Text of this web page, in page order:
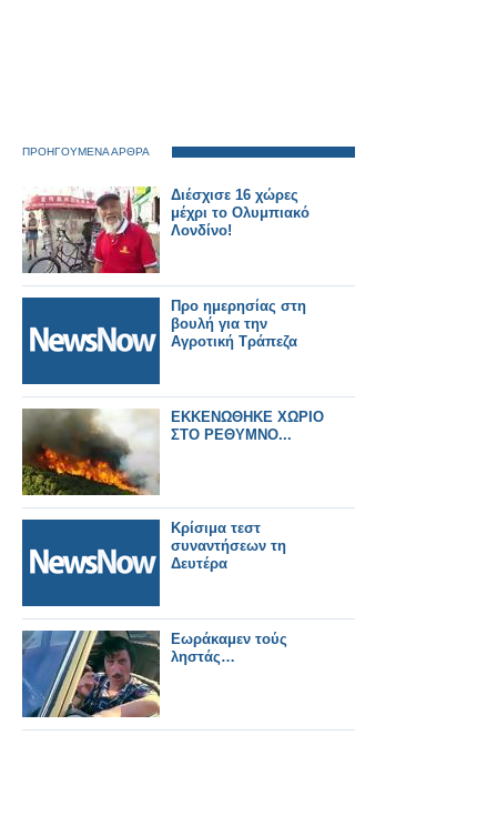
ΠΡΟΗΓΟΥΜΕΝΑ ΑΡΘΡΑ
Διέσχισε 16 χώρες
μέχρι το Ολυμπιακό
Λονδίνο!
Προ ημερησίας στη
βουλή για την
Αγροτική Τράπεζα
ΕΚΚΕΝΩΘΗΚΕ ΧΩΡΙΟ
ΣΤΟ ΡΕΘΥΜΝΟ...
Κρίσιμα τεστ
συναντήσεων τη
Δευτέρα
Εωράκαμεν τούς
ληστάς…